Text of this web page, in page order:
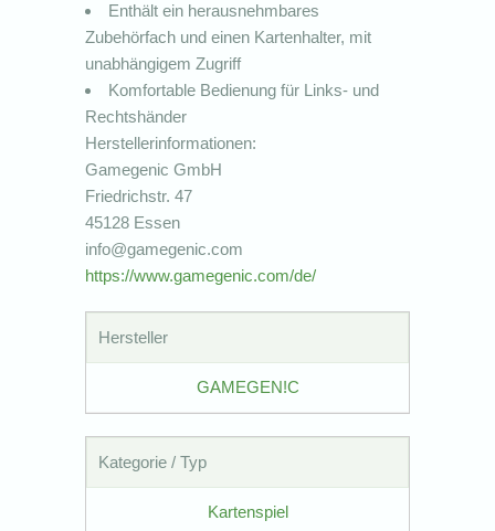
Enthält ein herausnehmbares
Zubehörfach und einen Kartenhalter, mit
unabhängigem Zugriff
Komfortable Bedienung für Links- und
Rechtshänder
Herstellerinformationen:
Gamegenic GmbH
Friedrichstr. 47
45128 Essen
info@gamegenic.com
https://www.gamegenic.com/de/
Hersteller
GAMEGEN!C
Kategorie / Typ
Kartenspiel